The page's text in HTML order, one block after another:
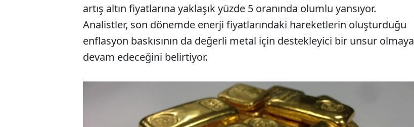
artış altın fiyatlarına yaklaşık yüzde 5 oranında olumlu yansıyor.
Analistler, son dönemde enerji fiyatlarındaki hareketlerin oluşturduğu
enflasyon baskısının da değerli metal için destekleyici bir unsur olmaya
devam edeceğini belirtiyor.